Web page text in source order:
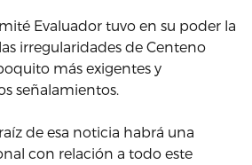
Evaluador tuvo en su poder la
irregularidades de Centeno
más exigentes y
señalamientos.
de esa noticia habrá una
con relación a todo este